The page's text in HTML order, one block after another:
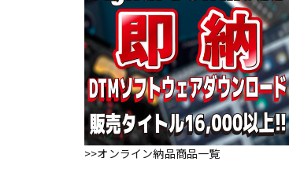
>>オンライン納品商品一覧